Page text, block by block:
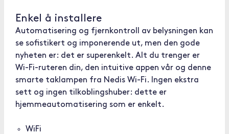
Enkel å installere
Automatisering og fjernkontroll av belysningen kan
se sofistikert og imponerende ut, men den gode
nyheten er: det er superenkelt. Alt du trenger er
Wi-Fi-ruteren din, den intuitive appen vår og denne
smarte taklampen fra Nedis Wi-Fi. Ingen ekstra
sett og ingen tilkoblingshuber: dette er
hjemmeautomatisering som er enkelt.
WiFi